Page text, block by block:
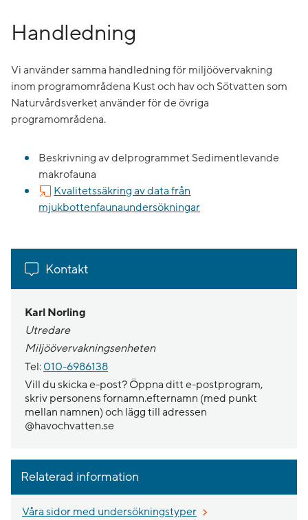
Handledning
Vi använder samma handledning för miljöövervakning
inom programområdena Kust och hav och Sötvatten som
Naturvårdsverket använder för de övriga
programområdena.
Beskrivning av delprogrammet Sedimentlevande
makrofauna
Kvalitetssäkring av data från
mjukbottenfaunaundersökningar
Kontakt
Karl Norling
Utredare
Miljöövervakningsenheten
Tel: 010-6986138
Vill du skicka e-post? Öppna ditt e-postprogram,
skriv personens fornamn.efternamn (med punkt
mellan namnen) och lägg till adressen
@havochvatten.se
Relaterad information
Våra sidor med undersökningstyper